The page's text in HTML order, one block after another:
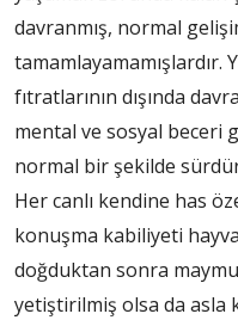
davranmış, normal
tamamlayamamışlardır.
fıtratlarının dışında
mental ve sosyal beceri
normal bir şekilde
Her canlı kendine has
konuşma kabiliyeti
doğduktan sonra
yetiştirilmiş olsa da asla